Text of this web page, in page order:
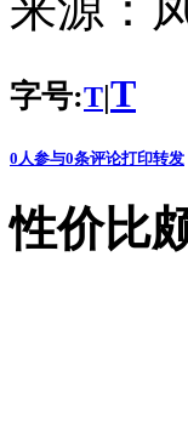
字号:T|T
0 人参与0条评论打印转发
性价比